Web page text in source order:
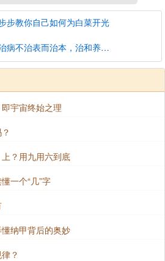
的后天八卦图，即是周易六
的西汉京方八宫卦，祥见八
步教你自己如何为白菜开光
中医养生学强调治病不治表而治本，治和养兼顾是有必要的
宇宙终始之理
上？用九用六到底
一个“几”字
纳甲背后的奥妙
？